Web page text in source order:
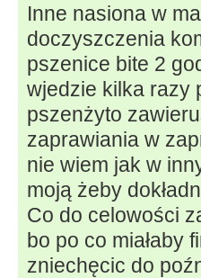
Inne nasiona w
doczyszczenia
pszenice bite 2
wjedzie kilka razy
pszenżyto
zaprawiania w
nie wiem jak w
moją żeby
Co do celowości
bo po co miałaby
zniechęcic do